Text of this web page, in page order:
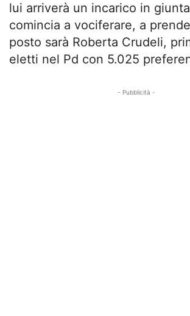
lui arriverà un incarico in
comincia a vociferare, a
posto sarà Roberta Crudeli,
eletti nel Pd con 5.025
- Pubblicità -